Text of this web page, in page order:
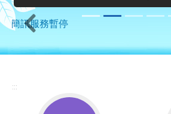
上一則
:::